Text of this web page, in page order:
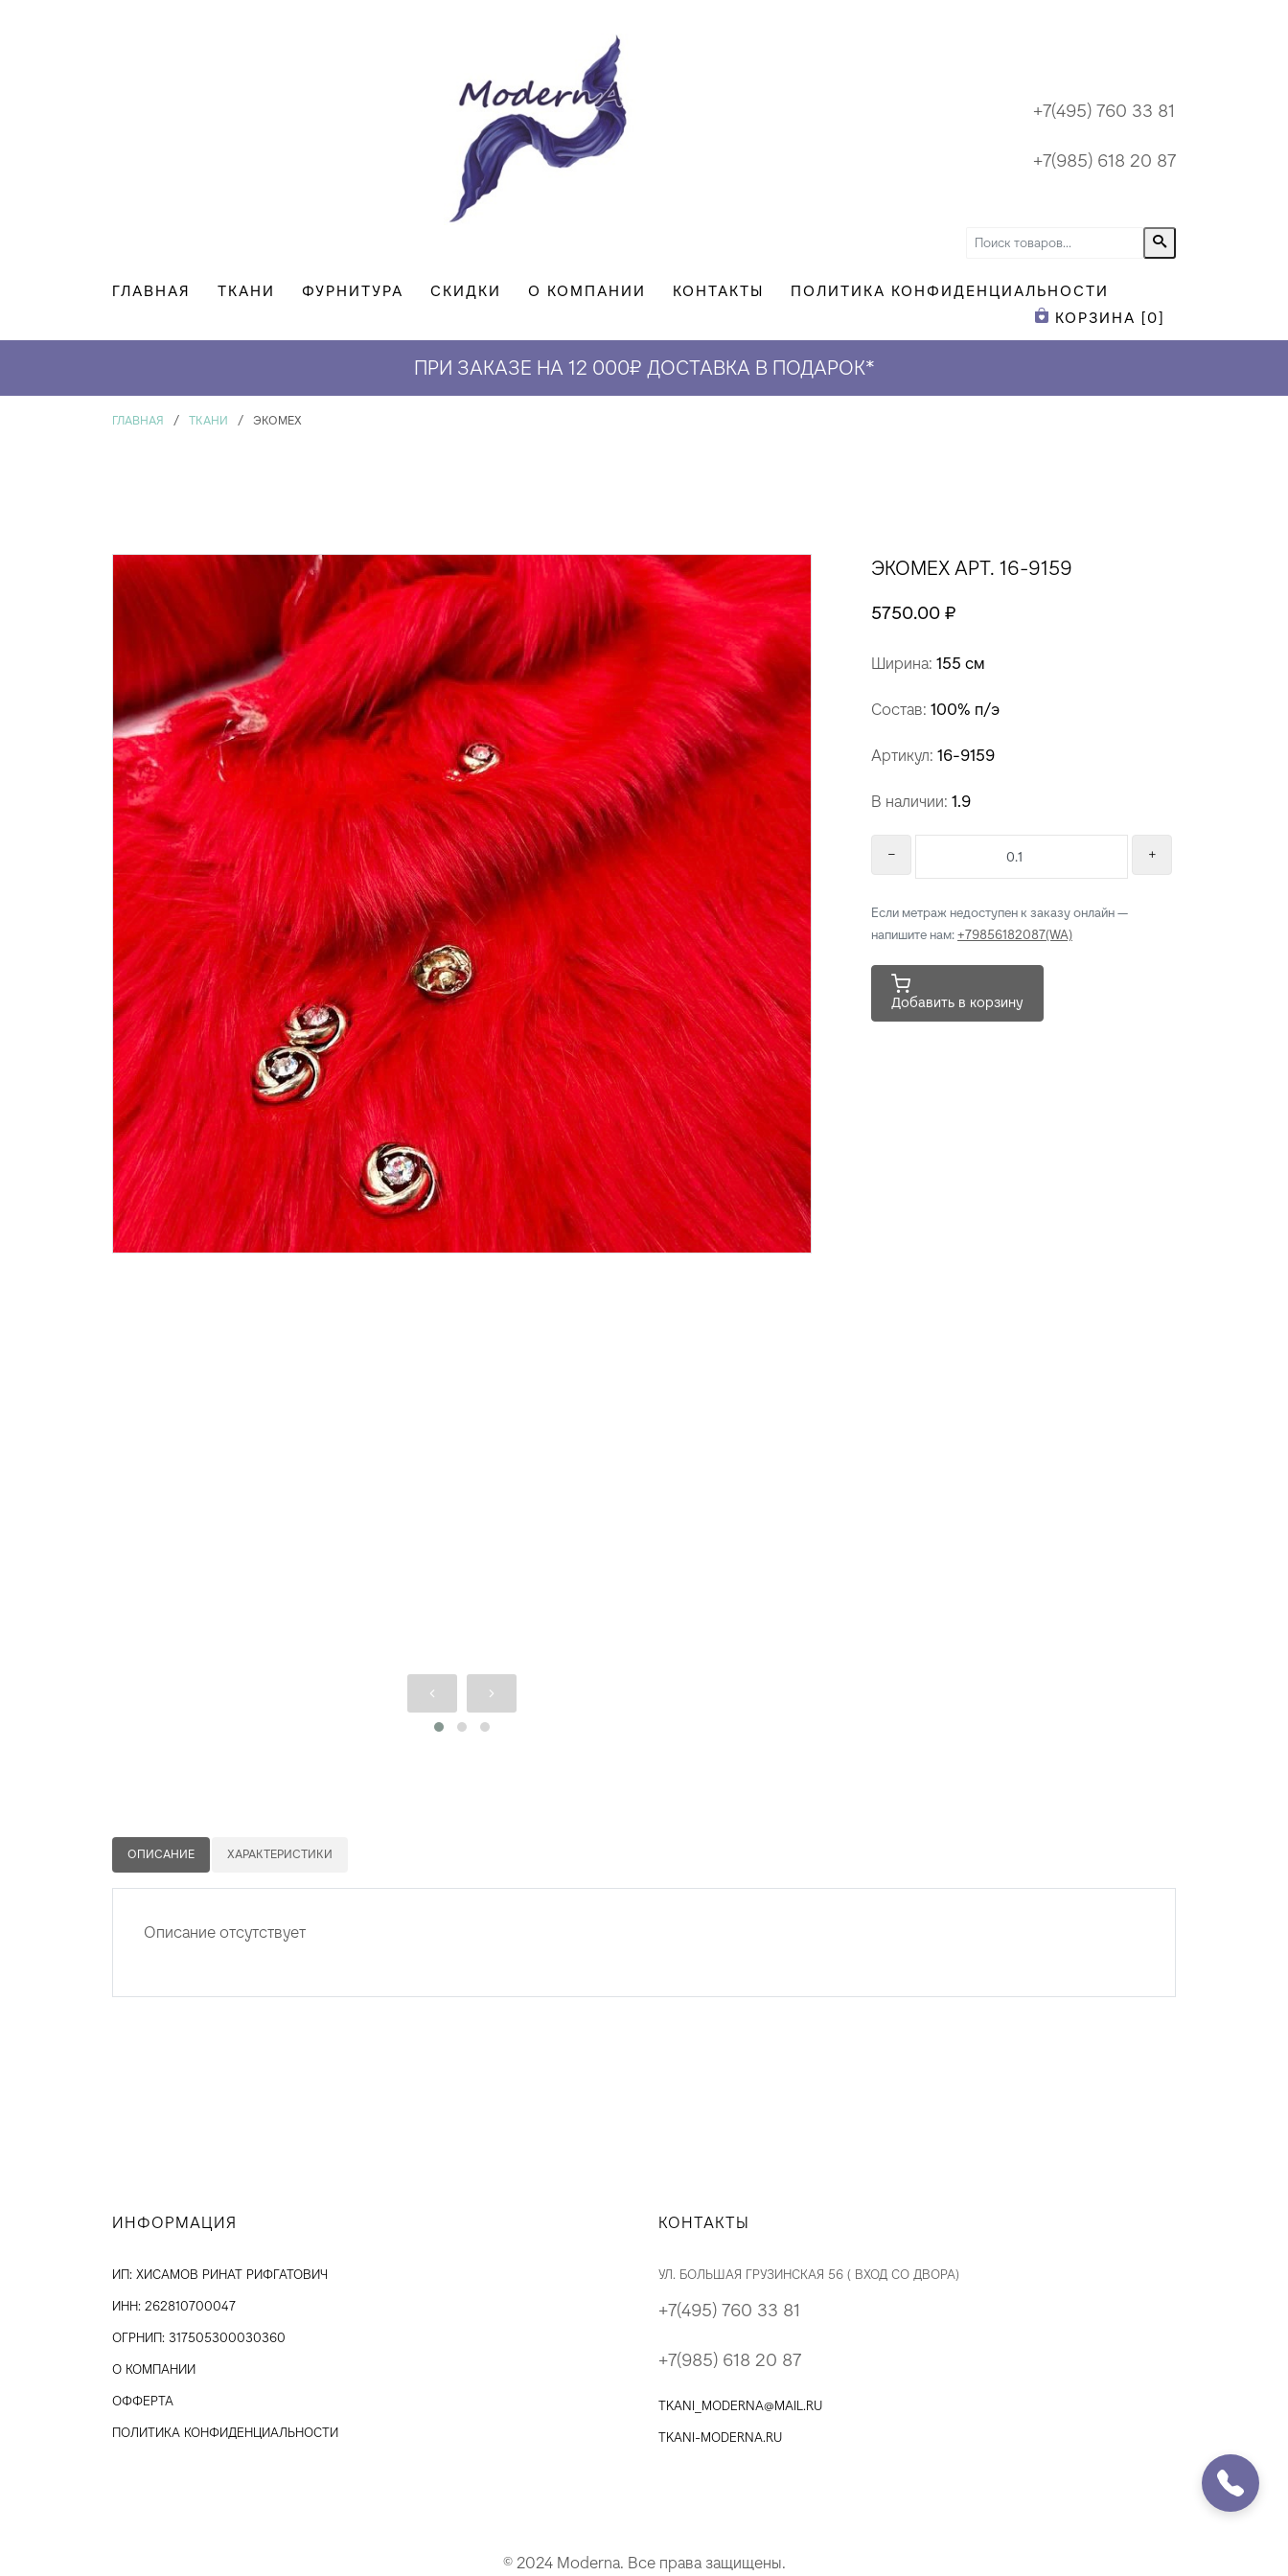
+7(495) 760 33 81
+7(985) 618 20 87
ГЛАВНАЯ ТКАНИ ФУРНИТУРА СКИДКИ О КОМПАНИИ КОНТАКТЫ
ПОЛИТИКА КОНФИДЕНЦИАЛЬНОСТИ
КОРЗИНА [0]
ПРИ ЗАКАЗЕ НА 12 000₽ ДОСТАВКА В ПОДАРОК*
ГЛАВНАЯ / ТКАНИ / ЭКОМЕХ
ЭКОМЕХ АРТ. 16-9159
5750.00 ₽
Ширина: 155 см
Состав: 100% п/э
Артикул: 16-9159
В наличии: 1.9
Если метраж недоступен к заказу онлайн —
напишите нам:+79856182087(WA)
Добавить в корзину
ОПИСАНИЕ ХАРАКТЕРИСТИКИ
Описание отсутствует
ИНФОРМАЦИЯ
ИП: ХИСАМОВ РИНАТ РИФГАТОВИЧ
ИНН: 262810700047
ОГРНИП: 317505300030360
О КОМПАНИИ
ОФФЕРТА
ПОЛИТИКА КОНФИДЕНЦИАЛЬНОСТИ
КОНТАКТЫ
УЛ. БОЛЬШАЯ ГРУЗИНСКАЯ 56 ( ВХОД СО ДВОРА)
+7(495) 760 33 81
+7(985) 618 20 87
TKANI_MODERNA@MAIL.RU
TKANI-MODERNA.RU
© 2024 Moderna. Все права защищены.